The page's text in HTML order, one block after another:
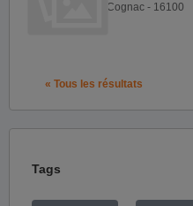
Cognac - 16100
« Tous les résultats
Tags